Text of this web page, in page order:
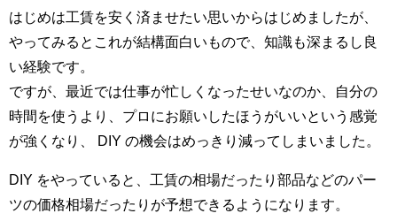
はじめは工賃を安く済ませたい思いからはじめましたが、
やってみるとこれが結構面白いもので、知識も深まるし良
い経験です。
ですが、最近では仕事が忙しくなったせいなのか、自分の
時間を使うより、プロにお願いしたほうがいいという感覚
が強くなり、 DIY の機会はめっきり減ってしまいました。
DIY をやっていると、工賃の相場だったり部品などのパー
ツの価格相場だったりが予想できるようになります。